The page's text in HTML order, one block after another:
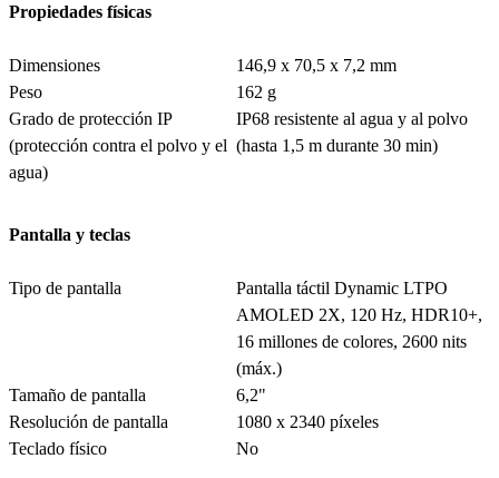
Propiedades físicas
Dimensiones
146,9 x 70,5 x 7,2 mm
Peso
162 g
Grado de protección IP
(protección contra el polvo y el
agua)
IP68 resistente al agua y al polvo
(hasta 1,5 m durante 30 min)
Pantalla y teclas
Tipo de pantalla
Pantalla táctil Dynamic LTPO
AMOLED 2X, 120 Hz, HDR10+,
16 millones de colores, 2600 nits
(máx.)
Tamaño de pantalla
6,2"
Resolución de pantalla
1080 x 2340 píxeles
Teclado físico
No